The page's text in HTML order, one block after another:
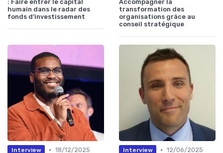
: Faire entrer le capital
humain dans le radar des
fonds d’investissement
Accompagner la
transformation des
organisations grâce au
conseil stratégique
Interview • 18/12/2025 Interview • 12/06/2025